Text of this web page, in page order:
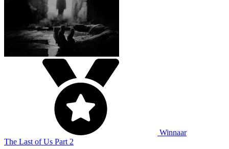
Winnaar
The Last of Us Part 2